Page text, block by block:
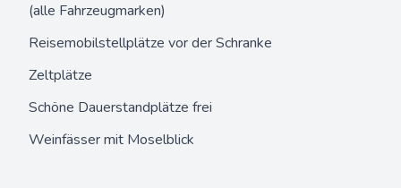
(alle Fahrzeugmarken)
Reisemobilstellplätze vor der Schranke
Zeltplätze
Schöne Dauerstandplätze frei
Weinfässer mit Moselblick